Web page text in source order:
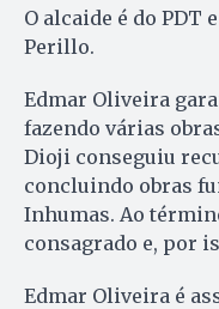
O alcaide é do PDT
Perillo.
Edmar Oliveira
fazendo várias
Dioji conseguiu
concluindo obras
Inhumas. Ao
consagrado e, por
Edmar Oliveira é